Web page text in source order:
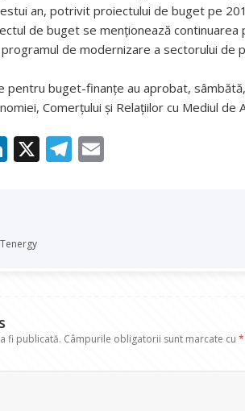
an, potrivit proiectului de buget pe
de buget se menţionează
programul de modernizare a sectorului
pentru buget-finanţe au aprobat,
Comerţului şi Relaţiilor cu Mediul de
Li
dI
X T
fi publicată. Câmpurile obligatorii sunt marcate cu*